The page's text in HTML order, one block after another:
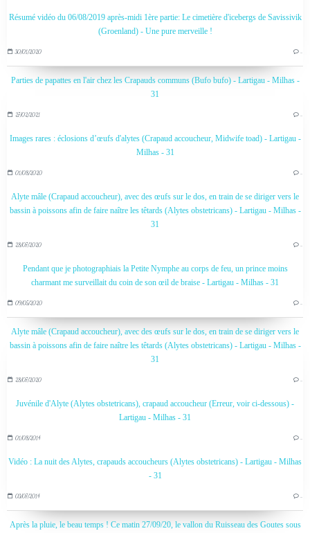
Résumé vidéo du 06/08/2019 après-midi 1ère partie: Le cimetière d'icebergs de Savissivik
(Groenland) - Une pure merveille !
30/01/2020 …
Parties de papattes en l'air chez les Crapauds communs (Bufo bufo) - Lartigau - Milhas -
31
27/02/2021 …
Images rares : éclosions d’œufs d'alytes (Crapaud accoucheur, Midwife toad) - Lartigau -
Milhas - 31
01/08/2020 …
Alyte mâle (Crapaud accoucheur), avec des œufs sur le dos, en train de se diriger vers le
bassin à poissons afin de faire naître les têtards (Alytes obstetricans) - Lartigau - Milhas -
31
28/07/2020 …
Pendant que je photographiais la Petite Nymphe au corps de feu, un prince moins
charmant me surveillait du coin de son œil de braise - Lartigau - Milhas - 31
09/05/2020 …
Alyte mâle (Crapaud accoucheur), avec des œufs sur le dos, en train de se diriger vers le
bassin à poissons afin de faire naître les têtards (Alytes obstetricans) - Lartigau - Milhas -
31
28/07/2020 …
Juvénile d'Alyte (Alytes obstetricans), crapaud accoucheur (Erreur, voir ci-dessous) -
Lartigau - Milhas - 31
01/08/2014 …
Vidéo : La nuit des Alytes, crapauds accoucheurs (Alytes obstetricans) - Lartigau - Milhas
- 31
03/07/2014 …
Après la pluie, le beau temps ! Ce matin 27/09/20, le vallon du Ruisseau des Goutes sous